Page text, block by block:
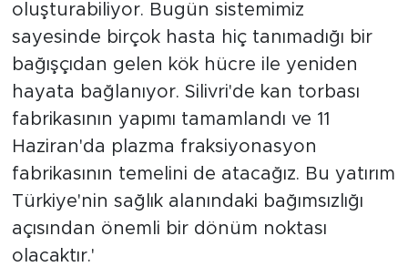
oluşturabiliyor. Bugün sistemimiz
sayesinde birçok hasta hiç tanımadığı bir
bağışçıdan gelen kök hücre ile yeniden
hayata bağlanıyor. Silivri'de kan torbası
fabrikasının yapımı tamamlandı ve 11
Haziran'da plazma fraksiyonasyon
fabrikasının temelini de atacağız. Bu yatırım
Türkiye'nin sağlık alanındaki bağımsızlığı
açısından önemli bir dönüm noktası
olacaktır.'